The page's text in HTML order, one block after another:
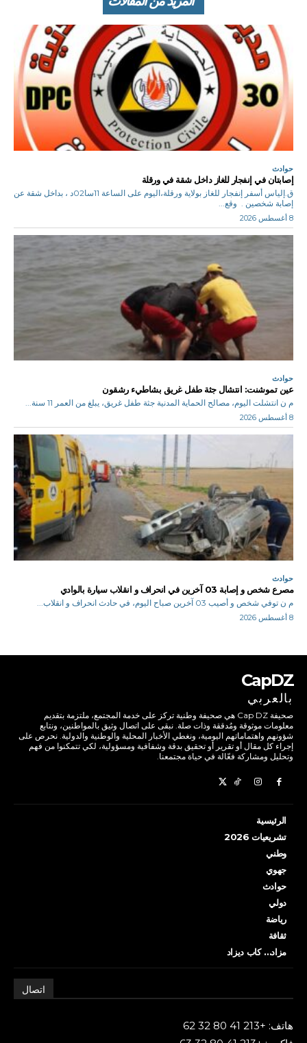
حوادث
إصابتان في إنفجار للغاز داخل شقة في ورقلة
ق.إلياس أسفر إنفجار للغاز بولاية ورقلة،اليوم على الساعة 11سا02د ، بداخل شقة عن
إصابة شخصين . وقع...
8 أغسطس 2026
حوادث
عين تموشنت: انتشال جثة طفل غريق بشاطيء رشقون
م ن انتشلت اليوم، مصالح الحماية المدنية جثة طفل غريق، يبلغ من العمر 11 سنة...
8 أغسطس 2026
حوادث
مصرع شخص و إصابة 03 آخرين في انحراف و انقلاب سيارة بالوادي
م ن توفي شخص و أصيب 03 آخرين صباح اليوم، في حادث انحراف و انقلاب...
8 أغسطس 2026
CapDZ
بالعربي
صحيفة Cap DZ هي صحيفة وطنية تركز على خدمة المجتمع، ملتزمة بتقديم
معلومات موثوقة ومُدققة وذات صلة. نبقى على اتصال وثيق بالمواطنين، ونتابع
شؤونهم واهتماماتهم اليومية، ونغطي الأخبار المحلية والوطنية والدولية. نحرص على
إجراء كل مقال أو تقرير أو تحقيق بدقة وشفافية ومسؤولية، لكي تتمكنوا من فهم
وتحليل ومشاركة فعّالة في حياة مجتمعنا.
الرئيسية
تشريعيات 2026
وطني
جهوي
حوادث
دولي
رياضة
ثقافة
مزاد… كاب ديزاد
اتصال
هاتف: +213 41 80 32 62